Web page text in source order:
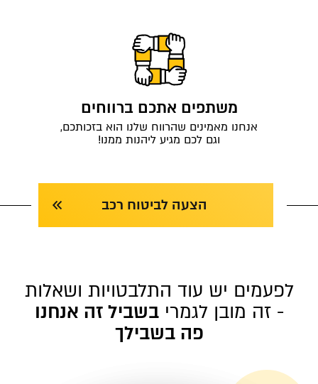
משתפים אתכם ברווחים
אנחנו מאמינים שהרווח שלנו הוא בזכותכם,
וגם לכם מגיע ליהנות ממנו!
הצעה לביטוח רכב
לפעמים יש עוד התלבטויות ושאלות
- זה מובן לגמרי בשביל זה אנחנו
פה בשבילך